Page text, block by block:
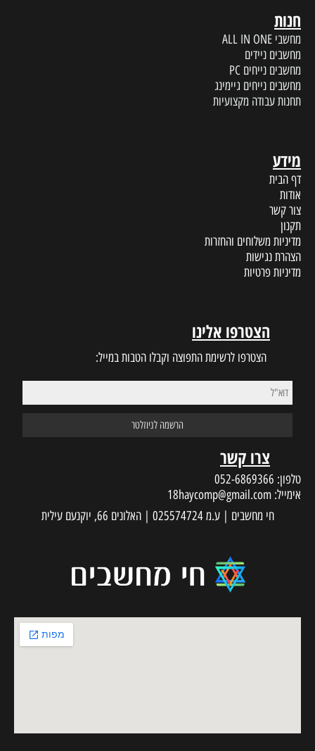
חנות
מחשבי ALL IN ONE
מחשבים ניידים
מחשבים נייחים PC
מחשבים נייחים גיימינג
תחנות עבודה מקצועיות
מידע
דף הבית
אודות
צור קשר
תקנון
מדיניות משלוחים והחזרות
הצהרת נגישות
מדיניות פרטיות
הצטרפו אלינו
הצטרפו לרשימת התפוצה וקבלו הטבות במייל:
צרו קשר
טלפון: 052-6869366
אימייל: 18haycomp@gmail.com
חי מחשבים | ע.מ 025574724 | האלונים 66, יוקנעם עילית